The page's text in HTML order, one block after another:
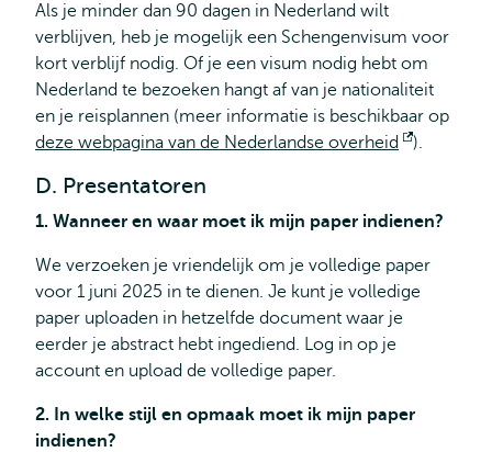
Als je minder dan 90 dagen in Nederland wilt
verblijven, heb je mogelijk een Schengenvisum voor
kort verblijf nodig. Of je een visum nodig hebt om
Nederland te bezoeken hangt af van je nationaliteit
en je reisplannen (meer informatie is beschikbaar op
deze webpagina van de Nederlandse overheid
Opent
).
D. Presentatoren
1. Wanneer en waar moet ik mijn paper indienen?
We verzoeken je vriendelijk om je volledige paper
voor 1 juni 2025 in te dienen. Je kunt je volledige
paper uploaden in hetzelfde document waar je
eerder je abstract hebt ingediend. Log in op je
account en upload de volledige paper.
2. In welke stijl en opmaak moet ik mijn paper
indienen?